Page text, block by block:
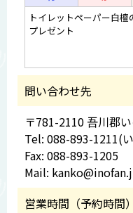
トイレットペーパー白檀
プレゼント
問い合わせ先
〒781-2110 吾川郡
Tel: 088-893-1211(
Fax: 088-893-1205
Mail:
営業時間（予約時間）